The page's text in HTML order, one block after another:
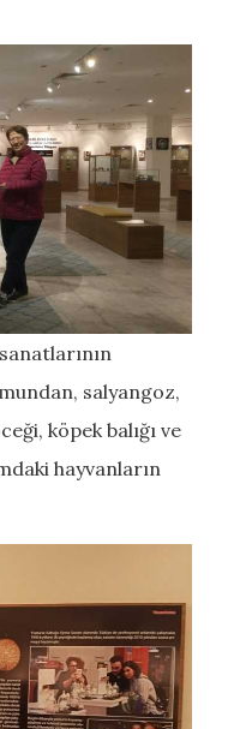
salyangoz,
köpek balığı ve
hayvanların